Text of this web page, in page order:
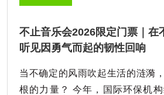
不止音乐会2026限定门票｜在
听见因勇气而起的韧性回响
当不确定的风雨吹起生活的涟漪
根的力量？ 今年，国际环保机